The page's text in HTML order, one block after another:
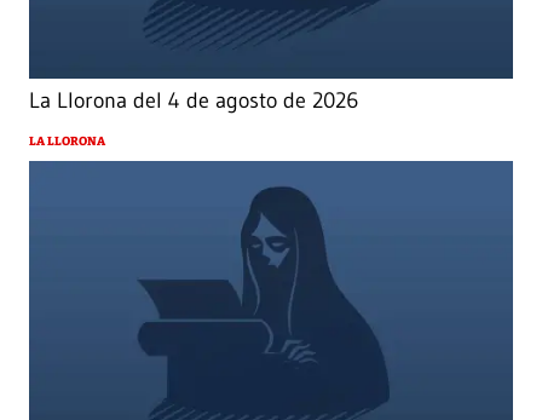
La Llorona del 4 de agosto de 2026
LA LLORONA